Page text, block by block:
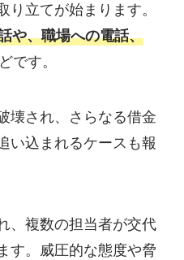
立てが始まります。
や、職場への電話、
です。
壊され、さらなる借金
い込まれるケースも報
、複数の担当者が交代
す。威圧的な態度や脅